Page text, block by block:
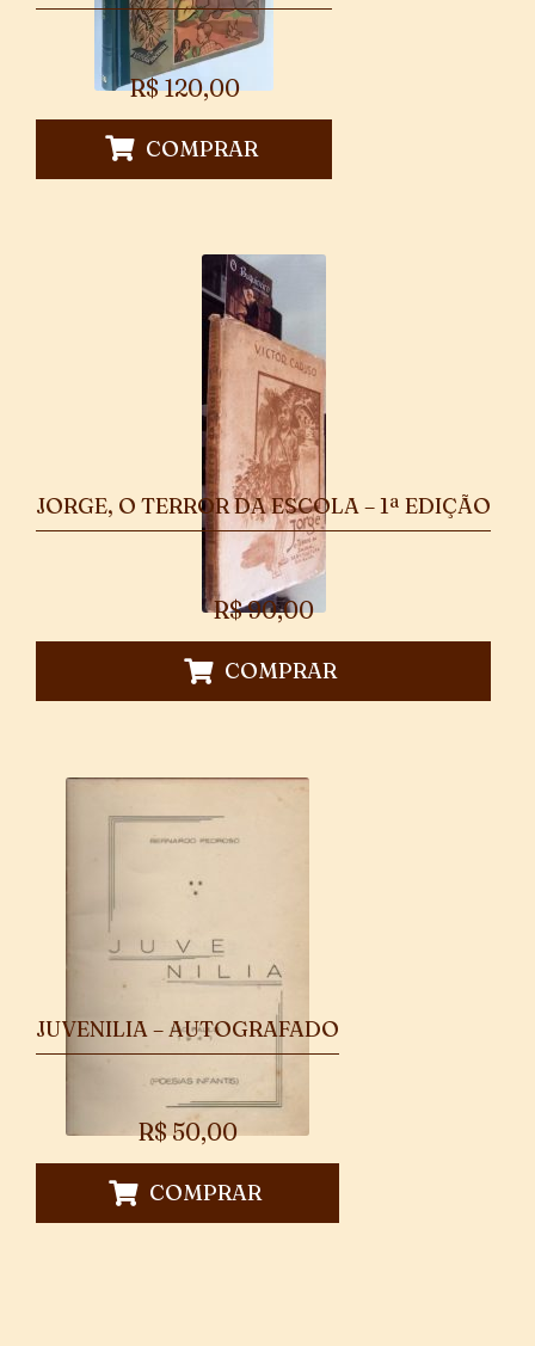
R$120,00
COMPRAR
JORGE, O TERROR DA ESCOLA – 1ª EDIÇÃO
R$90,00
COMPRAR
JUVENILIA – AUTOGRAFADO
R$50,00
COMPRAR